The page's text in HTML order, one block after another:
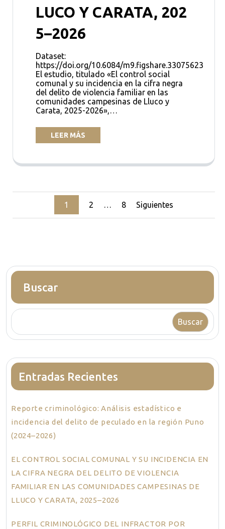
LUCO Y CARATA, 202
5–2026
Dataset:
https://doi.org/10.6084/m9.figshare.33075623
El estudio, titulado «El control social
comunal y su incidencia en la cifra negra
del delito de violencia familiar en las
comunidades campesinas de Lluco y
Carata, 2025-2026»,…
LEER MÁS
Paginación
de
1 2 … 8 Siguientes
Buscar
Buscar
Entradas Recientes
Reporte criminológico: Análisis estadístico e
incidencia del delito de peculado en la región Puno
(2024–2026)
EL CONTROL SOCIAL COMUNAL Y SU INCIDENCIA EN
LA CIFRA NEGRA DEL DELITO DE VIOLENCIA
FAMILIAR EN LAS COMUNIDADES CAMPESINAS DE
LLUCO Y CARATA, 2025–2026
PERFIL CRIMINOLÓGICO DEL INFRACTOR POR